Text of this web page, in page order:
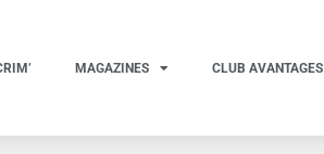
MAGAZINES CLUB AVANTAGES